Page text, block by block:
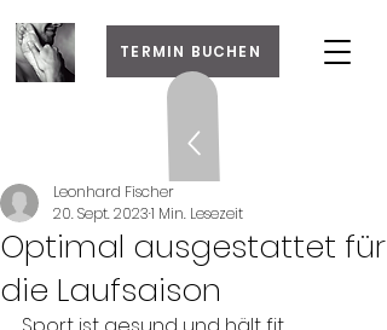
TERMIN BUCHEN
Optimal ausgestattet für
die Laufsaison
Leonhard Fischer
20. Sept. 20231 Min. Lesezeit